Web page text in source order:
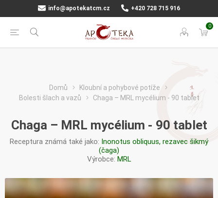
info@apotekatcm.cz +420 728 715 916
0
Domů
Kloubní a pohybové potíže
Bolesti šlach a vazů
Chaga – MRL mycélium - 90 tablet
Chaga – MRL mycélium - 90 tablet
Receptura známá také jako: Inonotus obliquus, rezavec šikmý
(čaga)
Výrobce: MRL